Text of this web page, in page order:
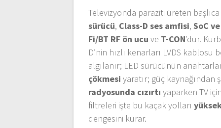
Televizyonda paraziti üreten
sürücü, Class-D ses amfisi,SoC
Fi/BT RF ön ucu ve T-CON’dur.
D’nin hızlı kenarları LVDS kablosu
algılanır; LED sürücünün
çökmesi yaratır; güç
radyosunda cızırtı yaparken TV
filtreleri işte bu kaçak yolları
dengesini kurar.